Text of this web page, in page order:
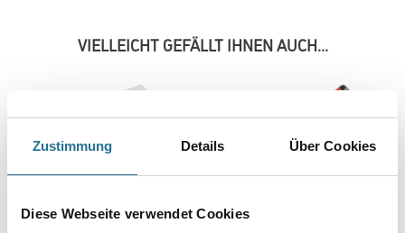
Zustimmung Details Über Cookies
Diese Webseite verwendet Cookies
VIELLEICHT GEFÄLLT IHNEN AUCH...